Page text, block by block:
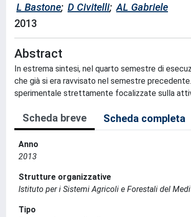
L Bastone; D Civitelli; AL Gabriele
2013
Abstract
In estrema sintesi, nel quarto semestre di
che già si era ravvisato nel semestre
sperimentale strettamente focalizzate sulla
Scheda breve Scheda completa
Anno
2013
Strutture organizzative
Istituto per i Sistemi Agricoli e Forestali del
Tipo